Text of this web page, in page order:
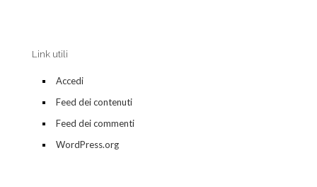
Link utili
Accedi
Feed dei contenuti
Feed dei commenti
WordPress.org